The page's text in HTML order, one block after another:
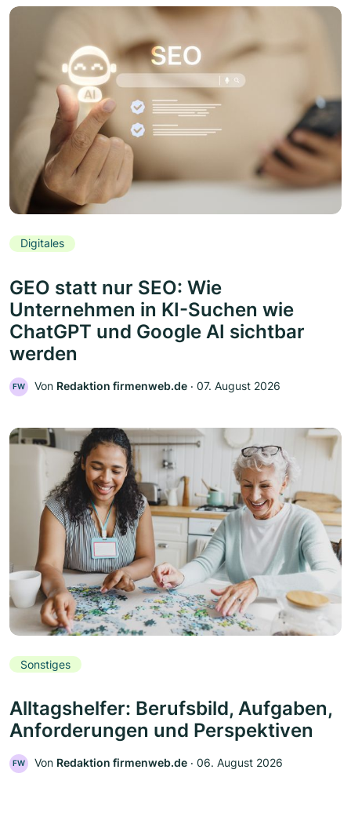
Digitales
GEO statt nur SEO: Wie
Unternehmen in KI-Suchen wie
ChatGPT und Google AI sichtbar
werden
FW Von Redaktion firmenweb.de ‧ 07. August 2026
Sonstiges
Alltagshelfer: Berufsbild, Aufgaben,
Anforderungen und Perspektiven
FW Von Redaktion firmenweb.de ‧ 06. August 2026